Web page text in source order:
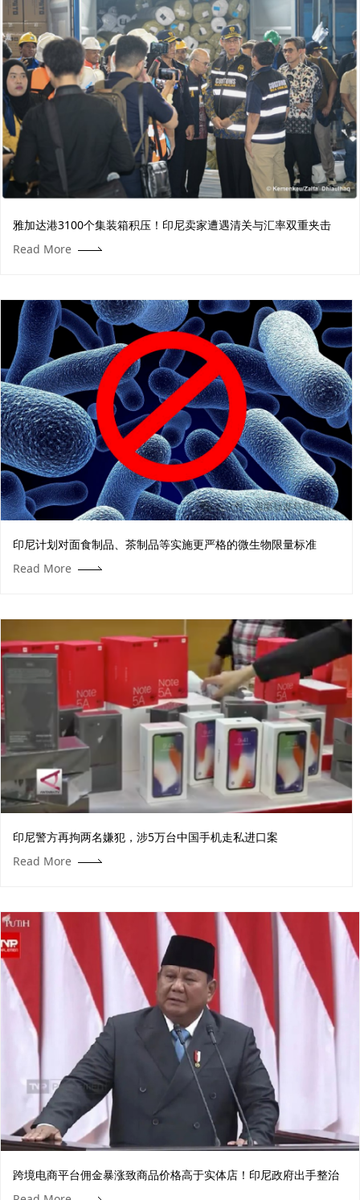
​雅加达港3100个集装箱积压！印尼卖家遭遇清关与汇率双重夹击
Read More
印尼计划对面食制品、茶制品等实施更严格的微生物限量标准
Read More
印尼警方再拘两名嫌犯，涉5万台中国手机走私进口案
Read More
跨境电商平台佣金暴涨致商品价格高于实体店！印尼政府出手整治